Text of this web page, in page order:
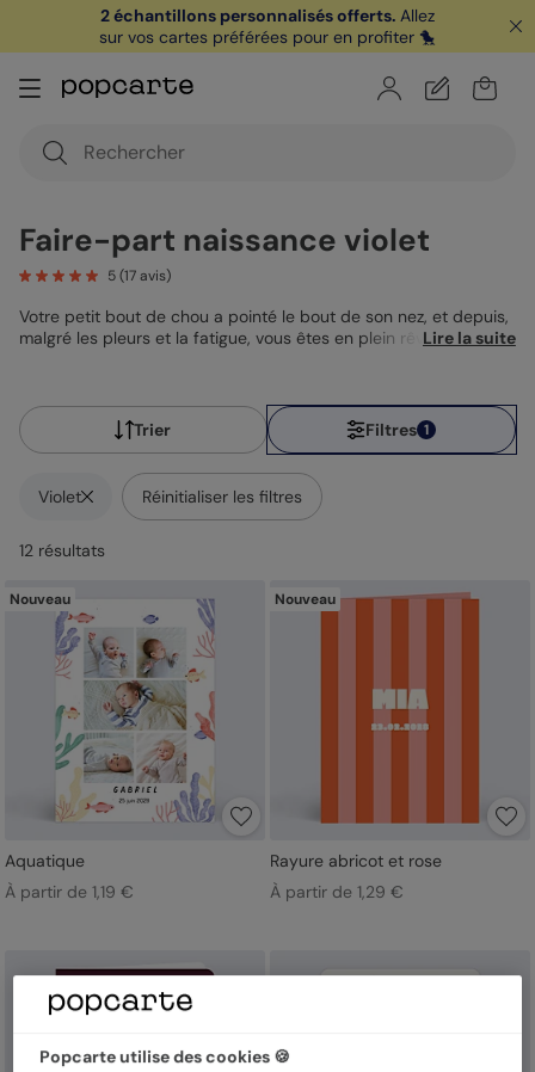
offerte avec le code
je télécharge
2 échantillons personnalisés offerts. Allez
sur vos cartes préférées pour en profiter 🐤
Faire-part naissance violet
5(17avis)
Votre petit bout de chou a pointé le bout de son nez, et depuis,
malgré les pleurs et la fatigue, vous êtes en plein rêve ! Alors
naissanceviolet ? Qu’il soit clair, pour apporter de la douceur,
ou plus foncé, pour donner du contraste, il est parfait pour
annonce de naissance fille ou garçon !
Lire la suite
Trier Filtres 1
Violet Réinitialiser les filtres
12 résultats
Nouveau
Aquatique
À partir de 1,19 €
Nouveau
Rayure abricot et rose
À partir de 1,29 €
Popcarte utilise des cookies 🍪